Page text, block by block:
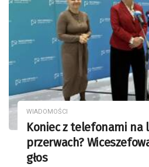
WIADOMOŚCI
Koniec z telefonami na
przerwach?
głos